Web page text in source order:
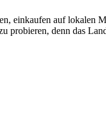
einkaufen auf lokalen
probieren, denn das